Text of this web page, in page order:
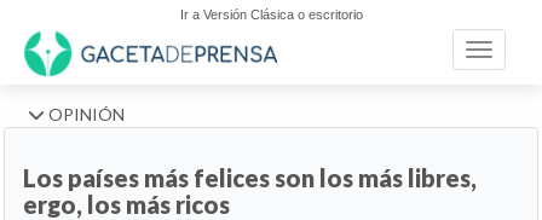
Ir a Versión Clásica o escritorio
Toggle
OPINIÓN
Los países más felices son los más libres,
ergo, los más ricos